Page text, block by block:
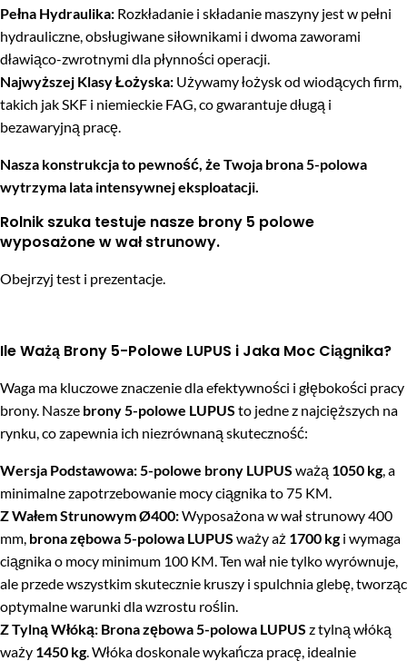
Pełna Hydraulika: Rozkładanie i składanie maszyny jest w pełni
hydrauliczne, obsługiwane siłownikami i dwoma zaworami
dławiąco-zwrotnymi dla płynności operacji.
Najwyższej Klasy Łożyska: Używamy łożysk od wiodących firm,
takich jak SKF i niemieckie FAG, co gwarantuje długą i
bezawaryjną pracę.
Nasza konstrukcja to pewność, że Twoja brona 5-polowa
wytrzyma lata intensywnej eksploatacji.
Rolnik szuka testuje nasze brony 5 polowe
wyposażone w wał strunowy.
Obejrzyj test i prezentacje.
Ile Ważą Brony 5-Polowe LUPUS i Jaka Moc Ciągnika?
Waga ma kluczowe znaczenie dla efektywności i głębokości pracy
brony. Nasze brony 5-polowe LUPUS to jedne z najcięższych na
rynku, co zapewnia ich niezrównaną skuteczność:
Wersja Podstawowa: 5-polowe brony LUPUS ważą 1050 kg, a
minimalne zapotrzebowanie mocy ciągnika to 75 KM.
Z Wałem Strunowym Ø400:Wyposażona w wał strunowy 400
mm, brona zębowa 5-polowa LUPUS waży aż 1700 kgi wymaga
ciągnika o mocy minimum 100 KM. Ten wał nie tylko wyrównuje,
ale przede wszystkim skutecznie kruszy i spulchnia glebę, tworząc
optymalne warunki dla wzrostu roślin.
Z Tylną Włóką: Brona zębowa 5-polowa LUPUS z tylną włóką
waży 1450 kg. Włóka doskonale wykańcza pracę, idealnie